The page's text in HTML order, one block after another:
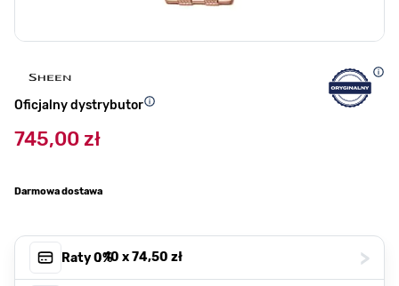
Oficjalny dystrybutor
745,00 zł
Darmowa dostawa
Raty 0%, 10 x74,50 zł >